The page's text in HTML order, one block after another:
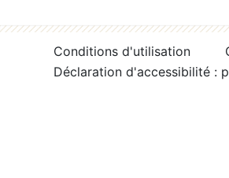
Conditions d'utilisation
Déclaration d'accessibilité :